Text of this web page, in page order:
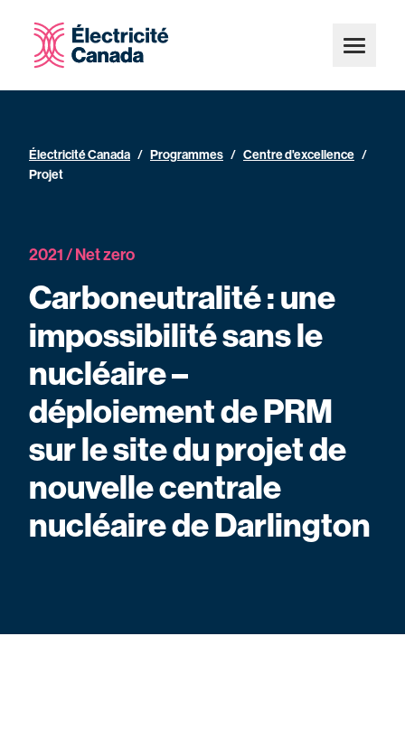
Électricité Canada / Programmes / Centre d'excellence /
Projet
2021 / Net zero
Carboneutralité : une
impossibilité sans le
nucléaire –
déploiement de PRM
sur le site du projet de
nouvelle centrale
nucléaire de Darlington